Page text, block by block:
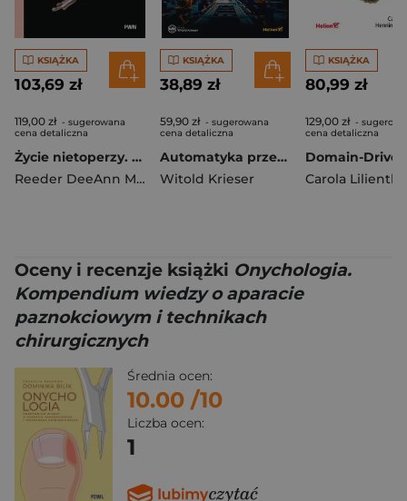
KSIĄŻKA
103,69 zł
119,00 zł - sugerowana
cena detaliczna
Życie nietoperzy. Sekrety skrzydlatych ssaków
Reeder DeeAnn M.
, Węgiel Andrzej
KSIĄŻKA
38,89 zł
59,90 zł - sugerowana
cena detaliczna
Automatyka przemysłowa i systemy sterowania w pigułce
Witold Krieser
KSIĄŻKA
80,99 zł
129,00 zł -
cena detaliczna
Carola
Oceny i recenzje książki Onychologia.
Kompendium wiedzy o aparacie
paznokciowym i technikach
chirurgicznych
Średnia ocen:
10.00 /10
Liczba ocen:
1